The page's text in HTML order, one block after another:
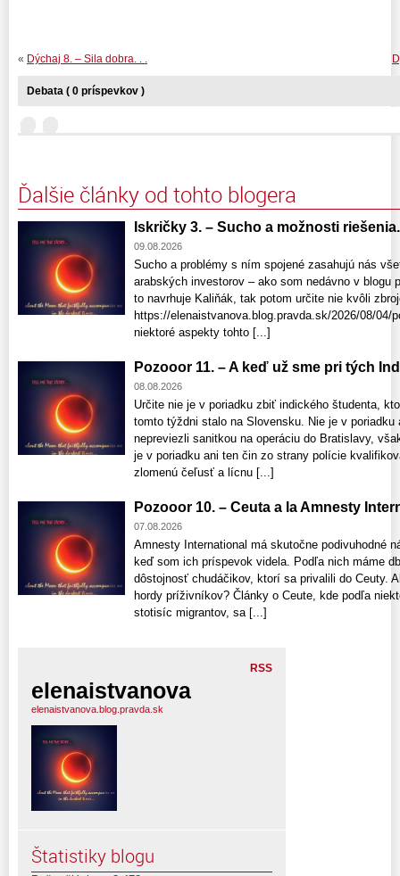
« Dýchaj 8. – Sila dobra. . .
Debata ( 0 príspevkov )
Ďalšie články od tohto blogera
Iskričky 3. – Sucho a možnosti
09.08.2026
Sucho a problémy s ním spojené zasahujú nás
arabských investorov – ako som nedávno v
to navrhuje Kaliňák, tak potom určite nie kvôli
https://elenaistvanova.blog.pravda.sk/2026/08/04/
niektoré aspekty tohto [...]
Pozooor 11. – A keď už sme pri tých
08.08.2026
Určite nie je v poriadku zbiť indického študenta,
tomto týždni stalo na Slovensku. Nie je v
nepreviezli sanitkou na operáciu do Bratislavy,
je v poriadku ani ten čin zo strany polície
zlomenú čeľusť a lícnu [...]
Pozooor 10. – Ceuta a la Amnesty
07.08.2026
Amnesty International má skutočne podivuhodné
keď som ich príspevok videla. Podľa nich máme
dôstojnosť chudáčikov, ktorí sa privalili do Ceuty.
hordy príživníkov? Články o Ceute, kde podľa
stotisíc migrantov, sa [...]
RSS
elenaistvanova
elenaistvanova.blog.pravda.sk
Štatistiky blogu